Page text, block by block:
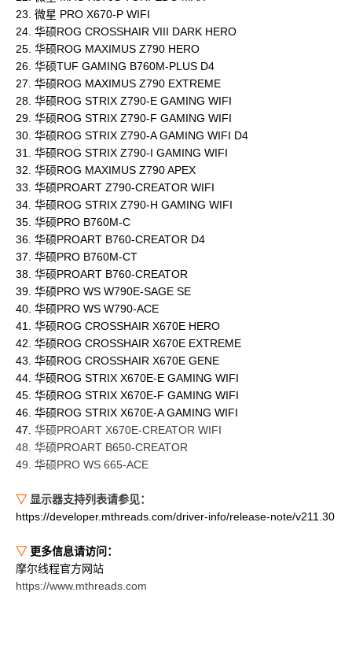
23. 微星 PRO X670-P WIFI
24. 华硕ROG CROSSHAIR VIII DARK HERO
25. 华硕ROG MAXIMUS Z790 HERO
26. 华硕TUF GAMING B760M-PLUS D4
27. 华硕ROG MAXIMUS Z790 EXTREME
28. 华硕ROG STRIX Z790-E GAMING WIFI
29. 华硕ROG STRIX Z790-F GAMING WIFI
30. 华硕ROG STRIX Z790-A GAMING WIFI D4
31. 华硕ROG STRIX Z790-I GAMING WIFI
32. 华硕ROG MAXIMUS Z790 APEX
33. 华硕PROART Z790-CREATOR WIFI
34. 华硕ROG STRIX Z790-H GAMING WIFI
35. 华硕PRO B760M-C
36. 华硕PROART B760-CREATOR D4
37. 华硕PRO B760M-CT
38. 华硕PROART B760-CREATOR
39. 华硕PRO WS W790E-SAGE SE
40. 华硕PRO WS W790-ACE
41. 华硕ROG CROSSHAIR X670E HERO
42. 华硕ROG CROSSHAIR X670E EXTREME
43. 华硕ROG CROSSHAIR X670E GENE
44. 华硕ROG STRIX X670E-E GAMING WIFI
45. 华硕ROG STRIX X670E-F GAMING WIFI
46. 华硕ROG STRIX X670E-A GAMING WIFI
47. 华硕PROART X670E-CREATOR WIFI
48. 华硕PROART B650-CREATOR
49. 华硕PRO WS 665-ACE
▽ 显示器支持列表请参见：
https://developer.mthreads.com/driver-info/release-note/v211.30
▽ 更多信息请访问：
摩尔线程官方网站
https://www.mthreads.com